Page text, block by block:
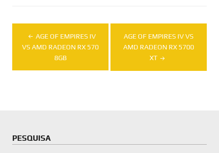
Navegação
de
Post
AGE OF EMPIRES IV
VS AMD RADEON RX 570
8GB
AGE OF EMPIRES IV VS
AMD RADEON RX 5700
XT
PESQUISA